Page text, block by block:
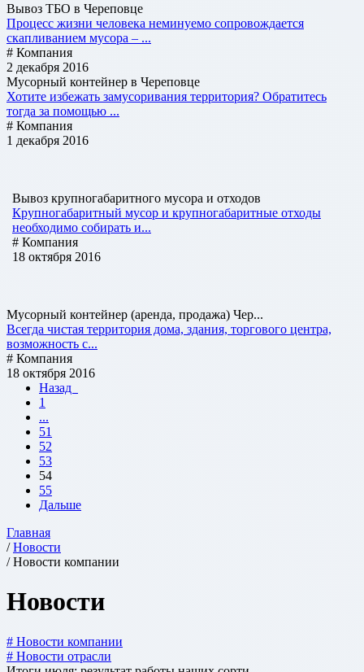
Вывоз ТБО в Череповце
Процесс жизни человека неминуемо сопровождается
скапливанием мусора – ...
# Компания
2 декабря 2016
Мусорный контейнер в Череповце
Хотите избежать замусоривания территория? Обратитесь
тогда за помощью ...
# Компания
1 декабря 2016
Вывоз крупногабаритного мусора и отходов
Крупногабаритный мусор и крупногабаритные отходы
необходимо собирать и...
# Компания
18 октября 2016
Мусорный контейнер (аренда, продажа) Чер...
Всегда чистая территория дома, здания, торгового центра,
возможность с...
# Компания
18 октября 2016
Назад
1
...
51
52
53
54
55
Дальше
Главная
/Новости
/ Новости компании
Новости
# Новости компании
# Новости отрасли